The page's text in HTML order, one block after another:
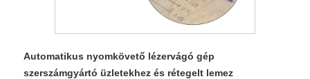
Automatikus nyomkövető lézervágó gép
szerszámgyártó üzletekhez és rétegelt lemez